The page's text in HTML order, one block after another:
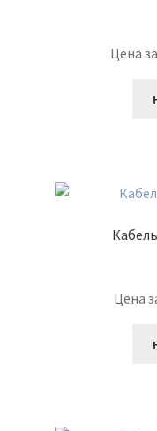
Цена
Цена